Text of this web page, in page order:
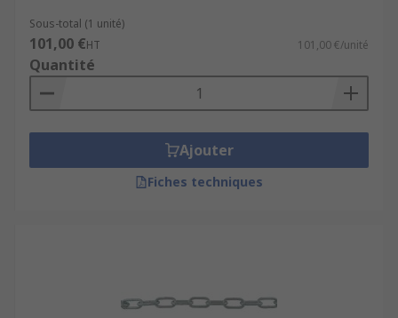
Sous-total (1 unité)
101,00 €HT 101,00 €/unité
Quantité
Ajouter
Fiches techniques